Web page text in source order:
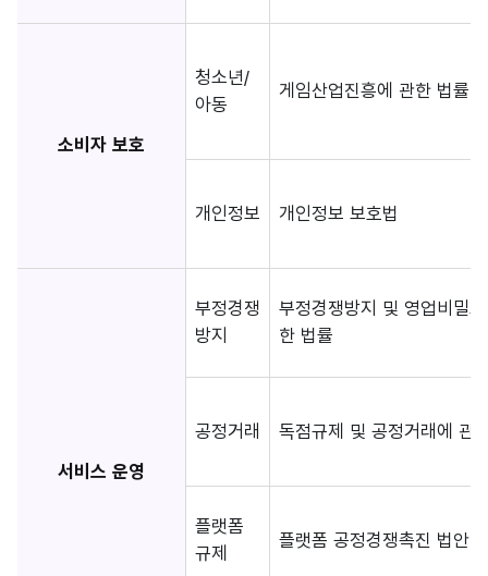
소비자 보호
청소년/
아동
게임산업진흥에 관한 법률 (
개인정보 개인정보 보호법
서비스 운영
부정경쟁
방지
부정경쟁방지 및 영업비밀
한 법률
공정거래 독점규제 및 공정거래에 관
플랫폼
규제
플랫폼 공정경쟁촉진 법안